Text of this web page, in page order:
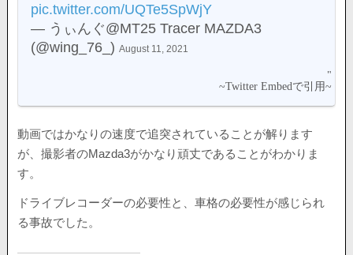
pic.twitter.com/UQTe5SpWjY
— うぃんぐ@MT25 Tracer MAZDA3
(@wing_76_)August 11, 2021
動画ではかなりの速度で追突されていることが解ります
が、撮影者のMazda3がかなり頑丈であることがわかりま
す。
ドライブレコーダーの必要性と、車格の必要性が感じられ
る事故でした。